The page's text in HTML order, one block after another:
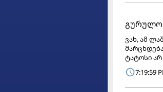
გურულო
ვახ, ამ
ტატოსი არ
7:19:59